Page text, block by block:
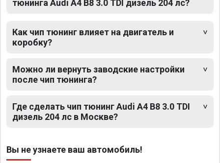
тюнинга Audi A4 B8 3.0 TDI дизель 204 лс?
Как чип тюнинг влияет на двигатель и
коробку?
Можно ли вернуть заводские настройки
после чип тюнинга?
Где сделать чип тюнинг Audi A4 B8 3.0 TDI
дизель 204 лс в Москве?
Вы не узнаете ваш автомобиль!